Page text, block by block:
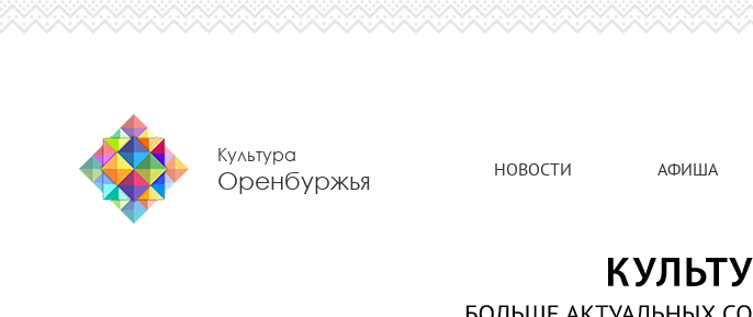
Культура
Оренбуржья НОВОСТИ АФИША